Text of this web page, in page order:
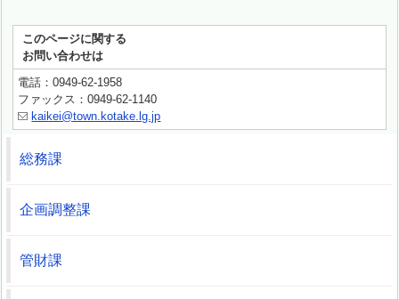
このページに関する
お問い合わせは
電話：0949-62-1958
ファックス：0949-62-1140
kaikei@town.kotake.lg.jp
総務課
企画調整課
管財課